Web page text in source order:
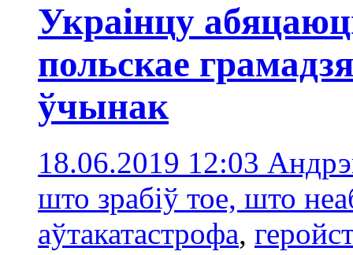
Украінцу
польскае
ўчынак
18.06.2019 12:03
што зрабіў тое, што
аўтакатастрофа,